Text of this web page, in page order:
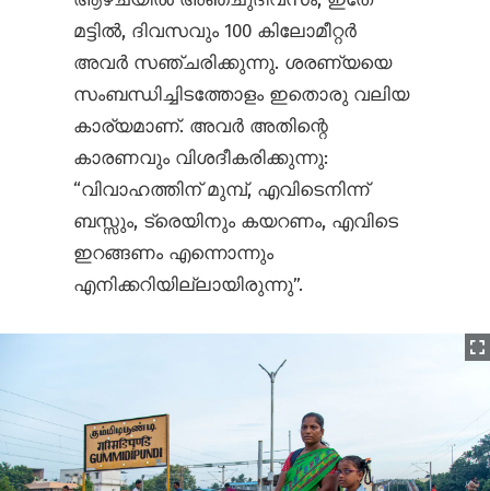
മട്ടിൽ, ദിവസവും 100 കിലോമീറ്റർ
അവർ സഞ്ചരിക്കുന്നു. ശരണ്യയെ
സംബന്ധിച്ചിടത്തോളം ഇതൊരു വലിയ
കാര്യമാണ്. അവർ അതിന്റെ
കാരണവും വിശദീകരിക്കുന്നു:
“വിവാഹത്തിന് മുമ്പ്, എവിടെനിന്ന്
ബസ്സും, ട്രെയിനും കയറണം, എവിടെ
ഇറങ്ങണം എന്നൊന്നും
എനിക്കറിയില്ലായിരുന്നു”.